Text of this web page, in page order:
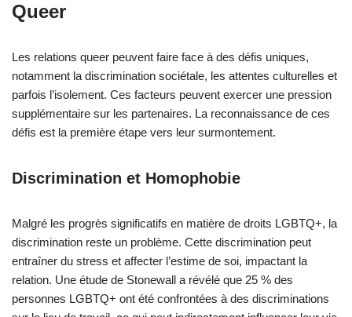
Queer
Les relations queer peuvent faire face à des défis uniques,
notamment la discrimination sociétale, les attentes culturelles et
parfois l’isolement. Ces facteurs peuvent exercer une pression
supplémentaire sur les partenaires. La reconnaissance de ces
défis est la première étape vers leur surmontement.
Discrimination et Homophobie
Malgré les progrès significatifs en matière de droits LGBTQ+, la
discrimination reste un problème. Cette discrimination peut
entraîner du stress et affecter l’estime de soi, impactant la
relation. Une étude de Stonewall a révélé que 25 % des
personnes LGBTQ+ ont été confrontées à des discriminations